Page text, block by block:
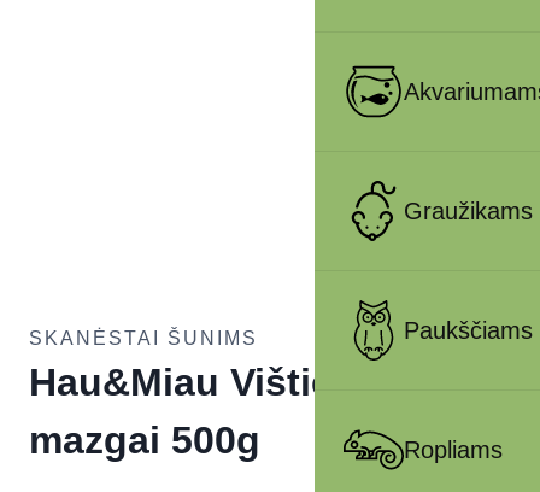
Graužikams
Paukščiams
Ropliams
SKANĖSTAI ŠUNIMS
Hau&Miau Vištienos
mazgai 500g